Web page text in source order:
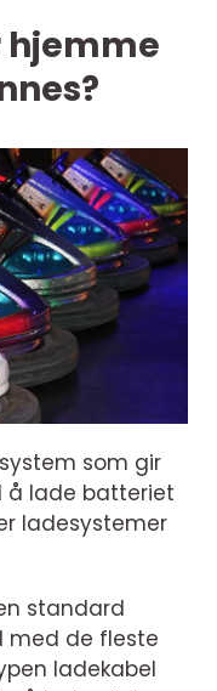
hjemme
som gir
å lade batteriet
ladesystemer
standard
med de fleste
ladekabel